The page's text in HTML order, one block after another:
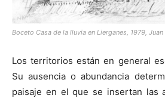
Boceto Casa de la lluvia en Lierganes, 1979,
Los territorios están en general
Su ausencia o abundancia
paisaje en el que se insertan las